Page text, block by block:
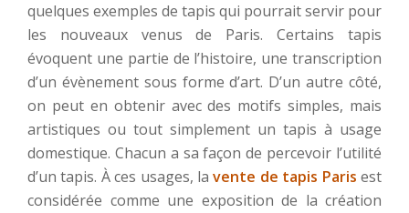
quelques exemples de tapis qui pourrait servir pour
les nouveaux venus de Paris. Certains tapis
évoquent une partie de l’histoire, une transcription
d’un évènement sous forme d’art. D’un autre côté,
on peut en obtenir avec des motifs simples, mais
artistiques ou tout simplement un tapis à usage
domestique. Chacun a sa façon de percevoir l’utilité
d’un tapis. À ces usages, lavente de tapis Paris est
considérée comme une exposition de la création